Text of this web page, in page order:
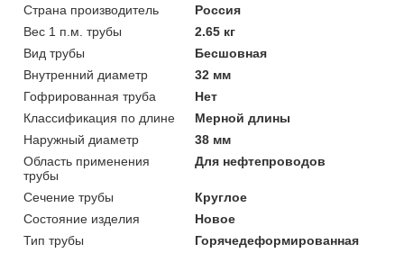
Страна производитель
Россия
Вес 1 п.м. трубы
2.65 кг
Вид трубы
Бесшовная
Внутренний диаметр
32 мм
Гофрированная труба
Нет
Классификация по длине
Мерной длины
Наружный диаметр
38 мм
Область применения
трубы
Для нефтепроводов
Сечение трубы
Круглое
Состояние изделия
Новое
Тип трубы
Горячедеформированная